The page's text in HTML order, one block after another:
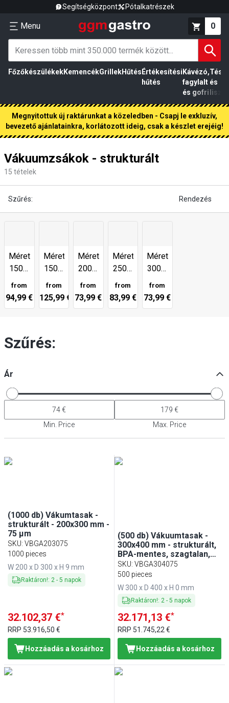
Segítségközpont Pótalkatrészek
Menu 0
FőzőkészülékekKemencékGrillekHűtés Értékesítési
hűtés
Kávézó,
fagylalt
és gofri
és
liszt
Megnyitottuk új raktárunkat a közeledben - Csapj le exkluzív,
bevezető ajánlatainkra, korlátozott ideig, csak a készlet erejéig!
Vákuumzsákok - strukturált
15 tételek
Szűrés: Rendezés
Méret:
150 x
250
mm
from
94,99 €
Méret:
150 x
300
mm
from
125,99 €
Méret:
200 x
300
mm
from
73,99 €
Méret:
250 x
350
mm
from
83,99 €
Méret:
300 x
400
mm
from
73,99 €
Szűrés:
Ár
Min. Price Max. Price
(1000 db) Vákumtasak -
strukturált - 200x300 mm -
75 µm
SKU: VBGA203075
1000 pieces
W 200 x D 300 x H 9 mm
Raktáron!: 2- 5 napok
32.102,37 €*
RRP 53.916,50 €
Hozzáadás a kosárhoz
(500 db) Vákuumtasak -
300x400 mm - strukturált,
BPA-mentes, szagtalan,
ízsemleges - 75 µm
SKU:VBGA304075
500 pieces
W 300 x D 400 x H 0 mm
Raktáron!: 2 -5 napok
32.171,13 €*
RRP 51.745,22 €
Hozzáadás a kosárhoz